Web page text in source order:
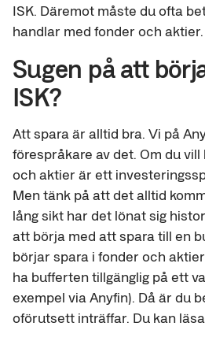
ISK. Däremot måste du ofta
handlar med fonder och aktier.
Sugen på att
ISK?
Att spara är alltid bra. Vi på
förespråkare av det. Om du
och aktier är ett
Men tänk på att det alltid
lång sikt har det lönat sig
att börja med att spara till en
börjar spara i fonder och
ha bufferten tillgänglig på ett
exempel via Anyfin). Då är du
oförutsett inträffar. Du kan